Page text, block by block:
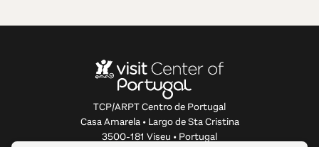
TCP/ARPT Centro de Portugal
Casa Amarela • Largo de Sta Cristina
3500-181 Viseu • Portugal